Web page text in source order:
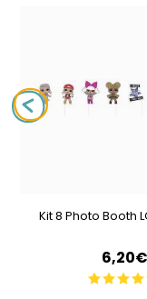
Kit 8 Photo Booth
6,20€